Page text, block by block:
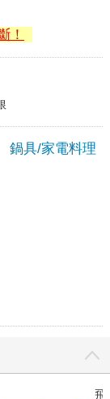
！
鍋具/家電料理
飛